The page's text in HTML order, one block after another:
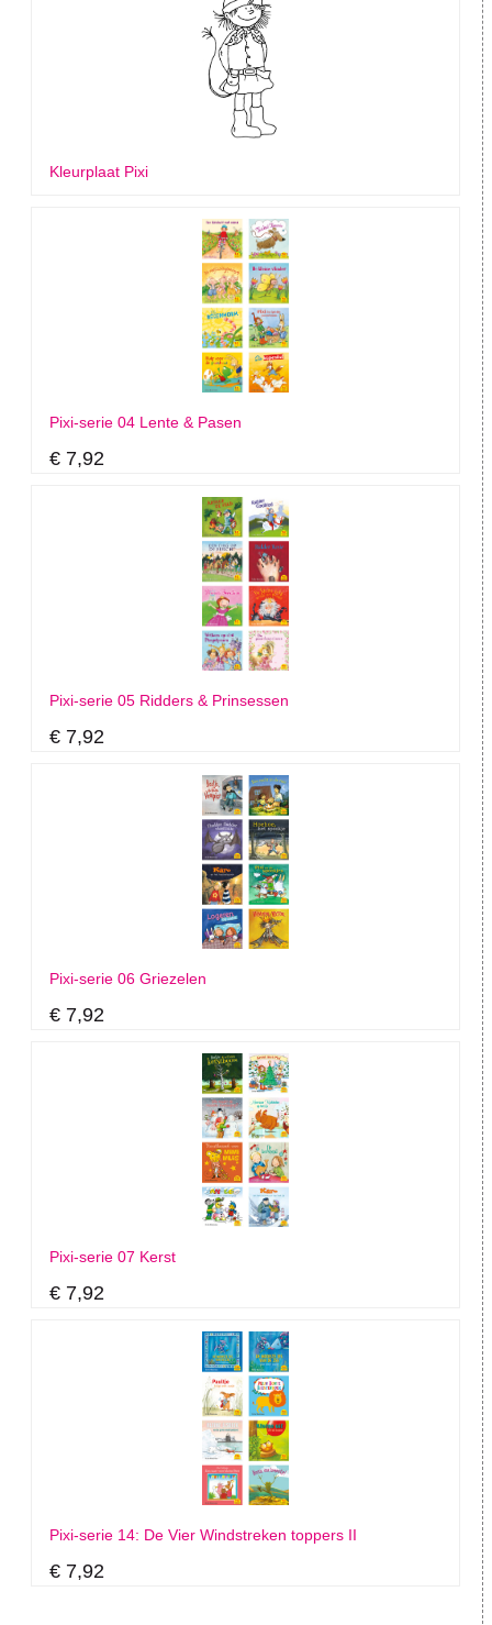
Kleurplaat Pixi
Pixi-serie 04 Lente & Pasen
€ 7,92
Pixi-serie 05 Ridders & Prinsessen
€ 7,92
Pixi-serie 06 Griezelen
€ 7,92
Pixi-serie 07 Kerst
€ 7,92
Pixi-serie 14: De Vier Windstreken toppers II
€ 7,92